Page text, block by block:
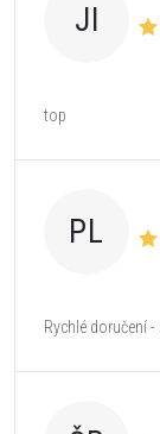
JI
top
PL
Rychlé doručení